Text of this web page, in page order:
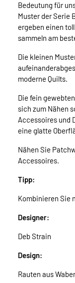
Bedeutung für
Muster der Serie
ergeben einen
sammeln am
Die kleinen
moderne Quilts.
Die fein
sich zum Nähen
Accessoires und
eine glatte
Nähen Sie
Accessoires.
Tipp:
Kombinieren Sie
Designer:
Deb Strain
Design:
Rauten aus